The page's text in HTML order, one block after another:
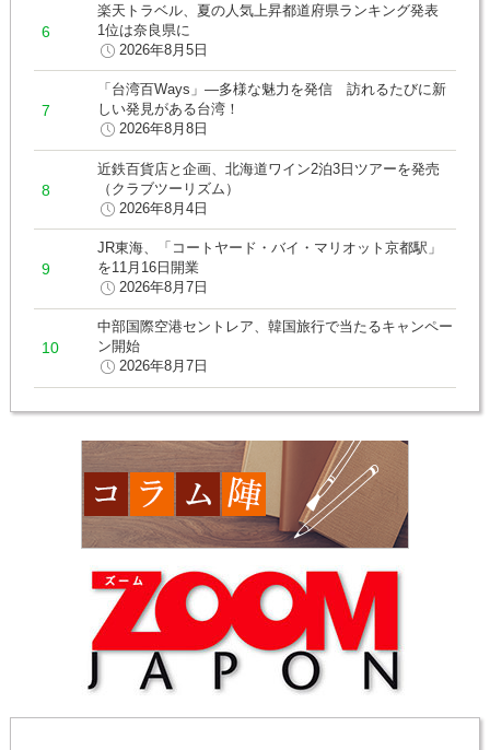
楽天トラベル、夏の人気上昇都道府県ランキング発表
1位は奈良県に
2026年8月5日
「台湾百Ways」―多様な魅力を発信 訪れるたびに新
しい発見がある台湾！
2026年8月8日
近鉄百貨店と企画、北海道ワイン2泊3日ツアーを発売
（クラブツーリズム）
2026年8月4日
JR東海、「コートヤード・バイ・マリオット京都駅」
を11月16日開業
2026年8月7日
中部国際空港セントレア、韓国旅行で当たるキャンペー
ン開始
2026年8月7日